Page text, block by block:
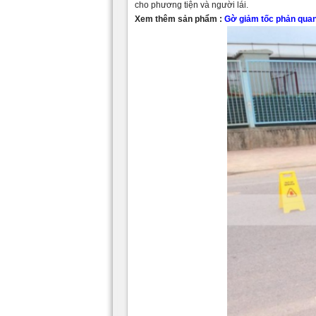
cho phương tiện và người lái.
Xem thêm sản phẩm : Gờ giảm tốc phản